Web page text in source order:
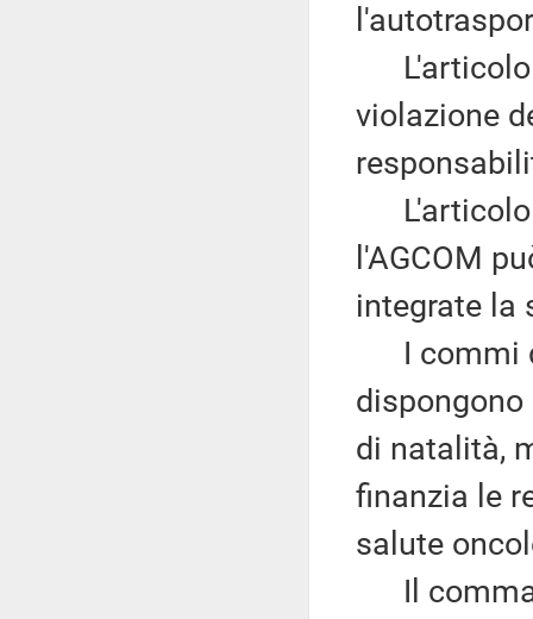
L'articolo
violazione
L'articolo
l'AGCOM
integrate la
I commi
di natalità,
finanzia le
salute
Il comma